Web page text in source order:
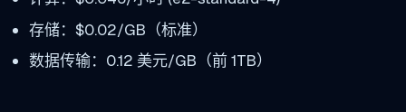
存储：$0.02/GB（标准）
数据传输：0.12 美元/GB（前 1TB）